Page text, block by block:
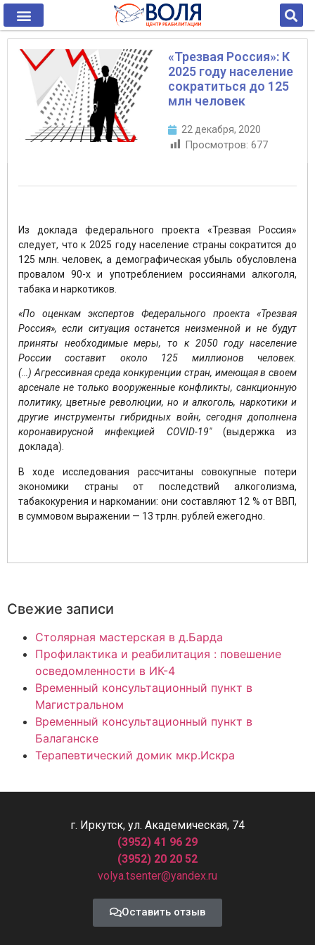
«Трезвая Россия»: К
2025 году население
сократиться до 125
млн человек
22 декабря, 2020
Просмотров: 677
Из доклада федерального проекта «Трезвая Россия»
следует, что к 2025 году население страны сократится до
125 млн. человек, а демографическая убыль обусловлена
провалом 90-х и употреблением россиянами алкоголя,
табака и наркотиков.
«По оценкам экспертов Федерального проекта «Трезвая
Россия», если ситуация останется неизменной и не будут
приняты необходимые меры, то к 2050 году население
России составит около 125 миллионов человек.
(…) Агрессивная среда конкуренции стран, имеющая в своем
арсенале не только вооруженные конфликты, санкционную
политику, цветные революции, но и алкоголь, наркотики и
другие инструменты гибридных войн, сегодня дополнена
коронавирусной инфекцией COVID-19″ (выдержка из
доклада).
В ходе исследования рассчитаны совокупные потери
экономики страны от последствий алкоголизма,
табакокурения и наркомании: они составляют 12 % от ВВП,
в суммовом выражении — 13 трлн. рублей ежегодно.
Свежие записи
Столярная мастерская в д.Барда
Профилактика и реабилитация : повешение
осведомленности в ИК-4
Временный консультационный пункт в
Магистральном
Временный консультационный пункт в
Балаганске
Терапевтический домик мкр.Искра
г. Иркутск, ул. Академическая, 74
(3952) 41 96 29
(3952) 20 20 52
volya.tsenter@yandex.ru
Оставить отзыв